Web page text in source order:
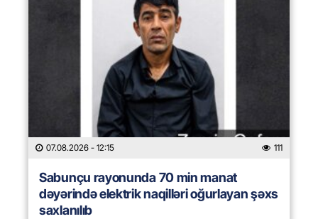
07.08.2026 - 12:15 111
Sabunçu rayonunda 70 min manat
dəyərində elektrik naqilləri oğurlayan şəxs
saxlanılıb